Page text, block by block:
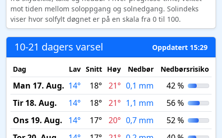
mot tiden mellom soloppgang og solnedgang. Solindeks
viser hvor solfylt døgnet er på en skala fra 0 til 100.
10-21 dagers varsel Oppdatert 15:29
Dag Lav Snitt Høy Nedbør Nedbørsrisiko
Man 17. Aug. 14° 18° 21° 0,1 mm
42 %
Tir 18. Aug.
14° 18° 21° 1,1 mm
56 %
Ons 19. Aug.
14° 17° 20° 0,7 mm
52 %